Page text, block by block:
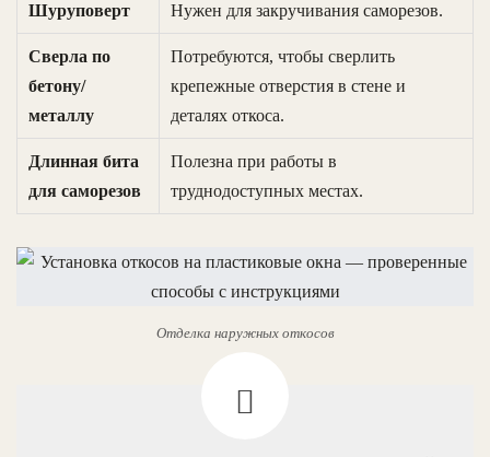
Шуруповерт Нужен для закручивания саморезов.
Сверла по
бетону/
металлу
Потребуются, чтобы сверлить
крепежные отверстия в стене и
деталях откоса.
Длинная бита
для саморезов
Полезна при работы в
труднодоступных местах.
Отделка наружных откосов